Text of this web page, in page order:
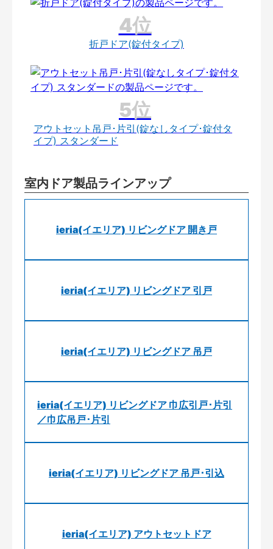
折戸ドア(錠付タイプ)
アウトセット吊戸･片引(錠なしタイプ･錠付タ
イプ) スタンダード
室内ドア製品ラインアップ
ieria(イエリア) リビングドア 開き戸
ieria(イエリア) リビングドア 引戸
ieria(イエリア) リビングドア 吊戸
ieria(イエリア) リビングドア 巾広引戸･片引
／巾広吊戸･片引
ieria(イエリア) リビングドア 吊戸･引込
ieria(イエリア) アウトセットドア